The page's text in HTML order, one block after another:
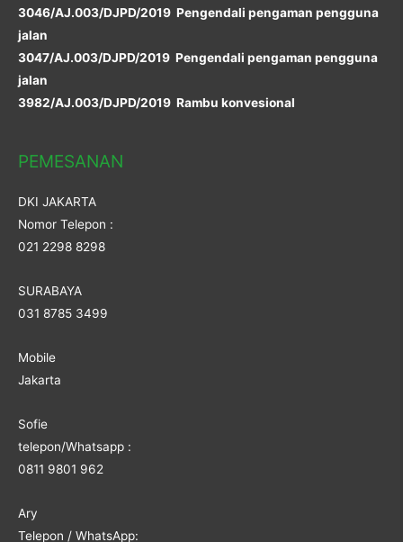
3046/AJ.003/DJPD/2019 Pengendali pengaman pengguna
jalan
3047/AJ.003/DJPD/2019 Pengendali pengaman pengguna
jalan
3982/AJ.003/DJPD/2019 Rambu konvesional
PEMESANAN
DKI JAKARTA
Nomor Telepon :
021 2298 8298
SURABAYA
031 8785 3499
Mobile
Jakarta
Sofie
telepon/Whatsapp :
0811 9801 962
Ary
Telepon / WhatsApp: